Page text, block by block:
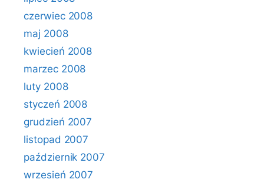
czerwiec 2008
maj 2008
kwiecień 2008
marzec 2008
luty 2008
styczeń 2008
grudzień 2007
listopad 2007
październik 2007
wrzesień 2007